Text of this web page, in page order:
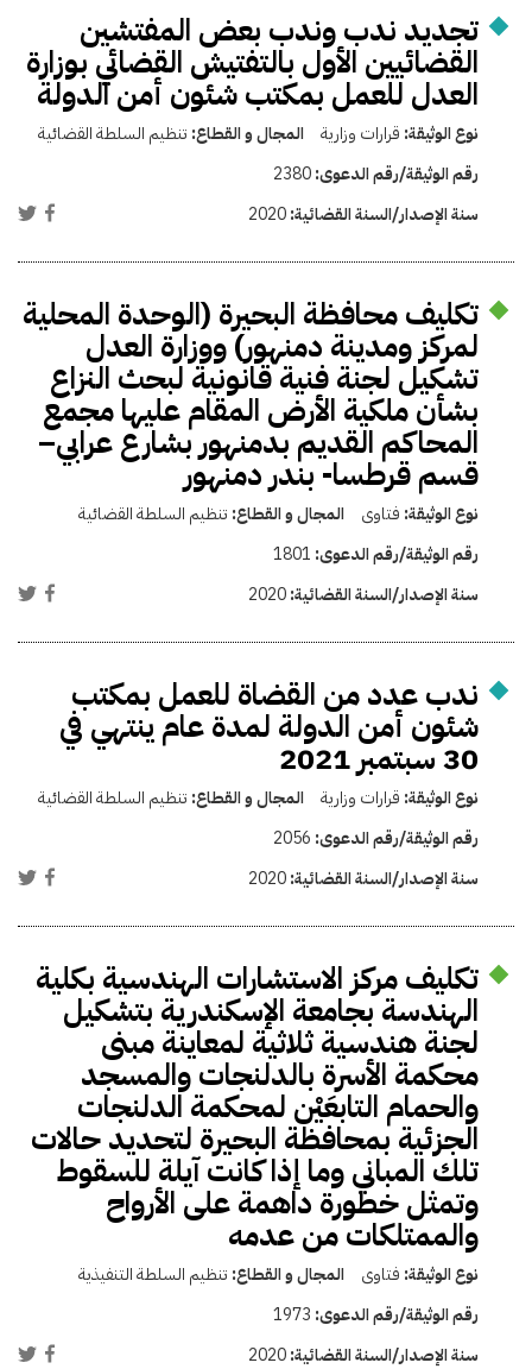
تجديد ندب وندب بعض المفتشين
القضائيين الأول بالتفتيش القضائي بوزارة
العدل للعمل بمكتب شئون أمن الدولة
نوع الوثيقة: قرارات وزارية المجال و القطاع: تنظيم السلطة القضائية
رقم الوثيقة/رقم الدعوى:2380
سنة الإصدار/السنة القضائية:2020
تكليف محافظة البحيرة (الوحدة المحلية
لمركز ومدينة دمنهور) ووزارة العدل
تشكيل لجنة فنية قانونية لبحث النزاع
بشأن ملكية الأرض المقام عليها مجمع
المحاكم القديم بدمنهور بشارع عرابي–
قسم قرطسا- بندر دمنهور
نوع الوثيقة: فتاوى المجال و القطاع: تنظيم السلطة القضائية
رقم الوثيقة/رقم الدعوى: 1801
سنة الإصدار/السنة القضائية:2020
ندب عدد من القضاة للعمل بمكتب
شئون أمن الدولة لمدة عام ينتهي في
30 سبتمبر 2021
نوع الوثيقة: قرارات وزارية المجال و القطاع: تنظيم السلطة القضائية
رقم الوثيقة/رقم الدعوى: 2056
سنة الإصدار/السنة القضائية:2020
تكليف مركز الاستشارات الهندسية بكلية
الهندسة بجامعة الإسكندرية بتشكيل
لجنة هندسية ثلاثية لمعاينة مبنى
محكمة الأسرة بالدلنجات والمسجد
والحمام التابعَيْن لمحكمة الدلنجات
الجزئية بمحافظة البحيرة لتحديد حالات
تلك المباني وما إذا كانت آيلة للسقوط
وتمثل خطورة داهمة على الأرواح
والممتلكات من عدمه
نوع الوثيقة: فتاوى المجال و القطاع: تنظيم السلطة التنفيذية
رقم الوثيقة/رقم الدعوى: 1973
سنة الإصدار/السنة القضائية:2020